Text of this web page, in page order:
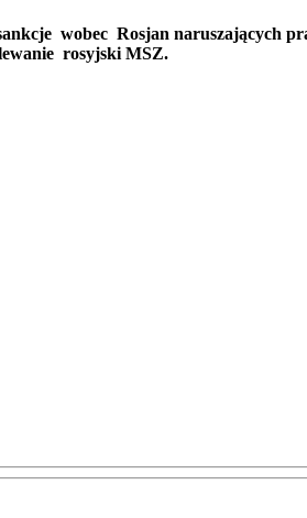
wobec Rosjan naruszających
rosyjski MSZ.